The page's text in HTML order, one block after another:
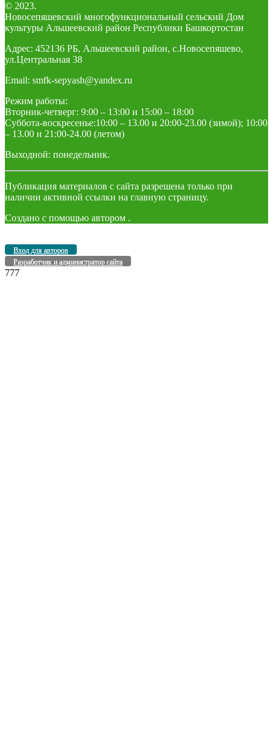
© 2023.
Новосепяшевский многофункциональный сельский Дом
культуры Альшеевский район Республики Башкортостан
Адрес: 452136 РБ, Альшеевский район, с.Новосепяшево,
ул.Центральная 38
Email: smfk-sepyash@yandex.ru
Режим работы:
Вторник-четверг: 9:00 – 13:00 и 15:00 – 18:00
Суббота-воскресенье:10:00 – 13.00 и 20:00-23.00 (зимой); 10:00
– 13.00 и 21:00-24.00 (летом)
Выходной: понедельник.
Публикация материалов с сайта разрешена только при
наличии активной ссылки на главную страницу.
Создано с помощью автором .
Вход для авторов
Разработчик и администратор сайта
777